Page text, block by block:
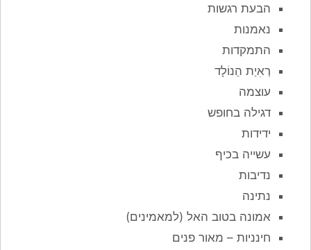
הבעת רגשות
נאמנות
התמקדות
רְאִיַת הַנוֹלָד
עוצמה
דגילה בחופש
ידידות
עשייה בכיף
נדיבות
נתינה
אמונה בטוב האל (למאמינים)
חינניות – מאור פנים